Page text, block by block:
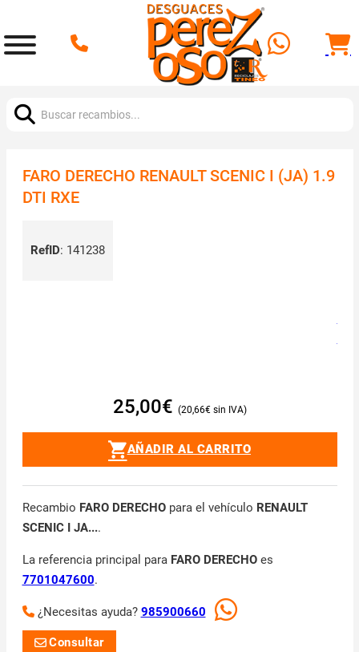
FARO DERECHO RENAULT SCENIC I (JA) 1.9
DTI RXE
RefID: 141238
25,00€ 20,66€
AÑADIR AL CARRITO
Recambio FARO DERECHOpara el vehículo RENAULT
SCENIC I JA....
La referencia principal para FARO DERECHOes
7701047600.
¿Necesitas ayuda? 985900660
Consultar